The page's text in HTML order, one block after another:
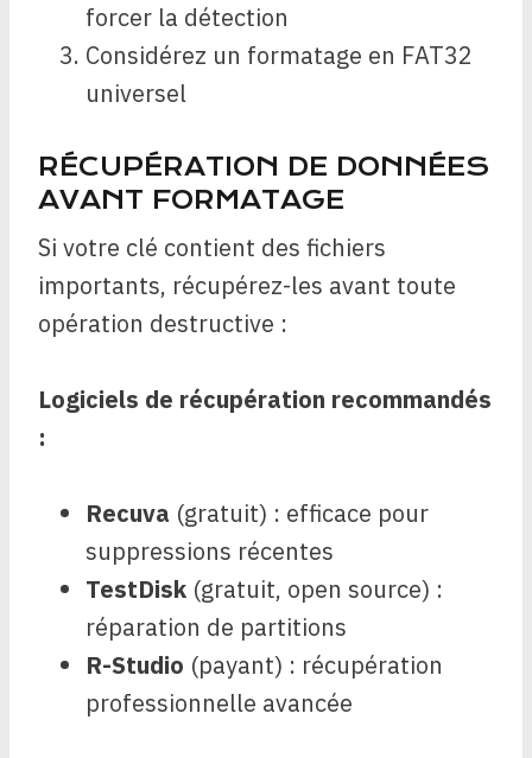
forcer la détection
Considérez un formatage en FAT32
universel
RÉCUPÉRATION DE DONNÉES
AVANT FORMATAGE
Si votre clé contient des fichiers
importants, récupérez-les avant toute
opération destructive :
Logiciels de récupération recommandés
:
Recuva (gratuit) : efficace pour
suppressions récentes
TestDisk (gratuit, open source) :
réparation de partitions
R-Studio (payant) : récupération
professionnelle avancée